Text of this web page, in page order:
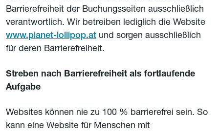
Barrierefreiheit der Buchungsseiten ausschließlich
verantwortlich. Wir betreiben lediglich die Website
www.planet-lollipop.at und sorgen ausschließlich
für deren Barrierefreiheit.
Streben nach Barrierefreiheit als fortlaufende
Aufgabe
Websites können nie zu 100 % barrierefrei sein. So
kann eine Website für Menschen mit